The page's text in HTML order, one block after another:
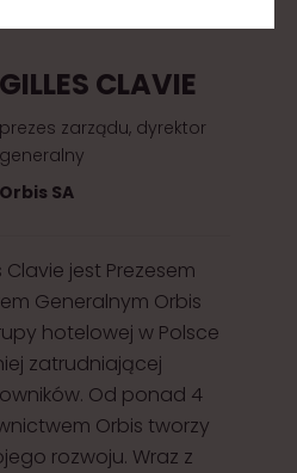
GILLES CLAVIE
prezes zarządu, dyrektor
generalny
Orbis SA
Clavie jest Prezesem
Generalnym Orbis
hotelowej w Polsce
zatrudniającej
Od ponad 4
Orbis tworzy
rozwoju. Wraz z